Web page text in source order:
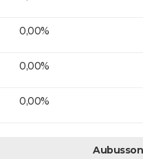
0,00%
0,00%
0,00%
Aubusson